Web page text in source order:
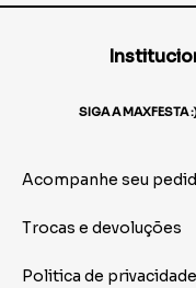
SIGA A MAXFESTA
Acompanhe seu
Trocas e devoluções
Politica de privacidade